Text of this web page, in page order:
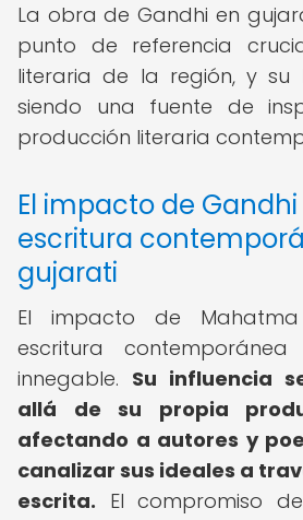
La obra de Gandhi en
punto de referencia
literaria de la región, y su
siendo una fuente de
producción literaria
El impacto de
escritura
gujarati
El impacto de
escritura
innegable. Su influencia
allá de su propia
afectando a autores y
canalizar sus ideales a
escrita. El compromiso